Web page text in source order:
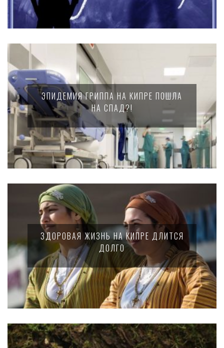
ЭПИДЕМИЯ ГРИППА НА КИПРЕ ПОШЛА
НА СПАД?!
ЗДОРОВАЯ ЖИЗНЬ НА КИПРЕ ДЛИТСЯ
ДОЛГО